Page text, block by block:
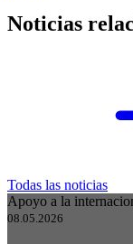
Noticias
Todas las noticias
Apoyo a la
08.05.2026